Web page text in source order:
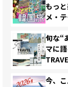
もっ
メ・
旬な“
マに
今、